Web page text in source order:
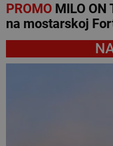
PROMOMILO ON
na mostarskoj